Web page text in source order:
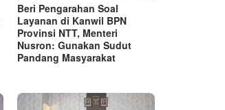
Beri Pengarahan Soal
Layanan di Kanwil BPN
Provinsi NTT, Menteri
Nusron: Gunakan Sudut
Pandang Masyarakat